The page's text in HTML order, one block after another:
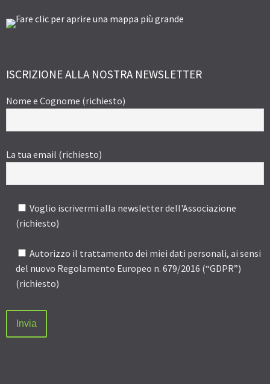
ISCRIZIONE ALLA NOSTRA NEWSLETTER
Nome e Cognome (richiesto)
La tua email (richiesto)
Voglio iscrivermi alla newsletter dell'Associazione
(richiesto)
Autorizzo il trattamento dei miei dati personali, ai sensi
del nuovo Regolamento Europeo n. 679/2016 (“GDPR”)
(richiesto)